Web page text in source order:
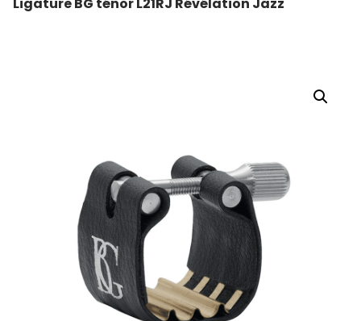
Ligature BG ténor L21RJ Révélation Jazz